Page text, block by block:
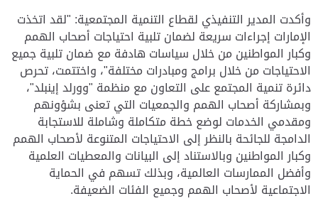
وأكدت المدير التنفيذي لقطاع التنمية المجتمعية: "لقد اتخذت
الإمارات إجراءات سريعة لضمان تلبية احتياجات أصحاب الهمم
وكبار المواطنين من خلال سياسات هادفة مع ضمان تلبية جميع
الاحتياجات من خلال برامج ومبادرات مختلفة"، واختتمت، تحرص
دائرة تنمية المجتمع على التعاون مع منظمة "وورلد إينبلد"،
وبمشاركة أصحاب الهمم والجمعيات التي تعنى بشؤونهم
ومقدمي الخدمات لوضع خطة متكاملة وشاملة للاستجابة
الدامجة للجائحة بالنظر إلى الاحتياجات المتنوعة لأصحاب الهمم
وكبار المواطنين وبالاستناد إلى البيانات والمعطيات العلمية
وأفضل الممارسات العالمية، وبذلك تسهم في الحماية
الاجتماعية لأصحاب الهمم وجميع الفئات الضعيفة.